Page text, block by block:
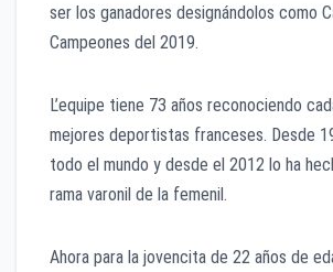
ser los ganadores designándolos como
Campeones del 2019.
L’equipe tiene 73 años reconociendo
mejores deportistas franceses. Desde
todo el mundo y desde el 2012 lo ha
rama varonil de la femenil.
Ahora para la jovencita de 22 años de